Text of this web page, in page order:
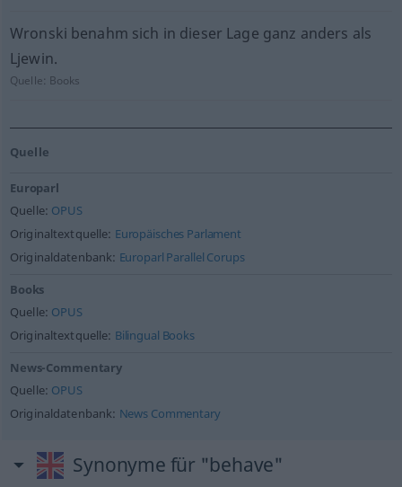
Wronski benahm sich in dieser Lage ganz anders als
Ljewin.
Quelle: Books
Quelle
Europarl
Quelle: OPUS
Originaltextquelle: Europäisches Parlament
Originaldatenbank: Europarl Parallel Corups
Books
Quelle: OPUS
Originaltextquelle: Bilingual Books
News-Commentary
Quelle: OPUS
Originaldatenbank: News Commentary
Synonyme für "behave"